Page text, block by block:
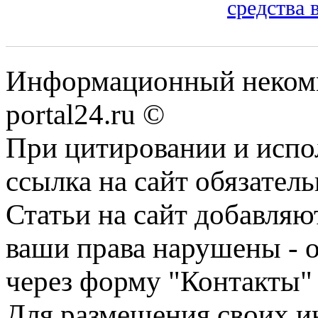
средства
Информационный
portal24.ru ©
При цитировании и
ссылка на сайт
Статьи на сайт
ваши права нарушены -
через форму "Контакты"